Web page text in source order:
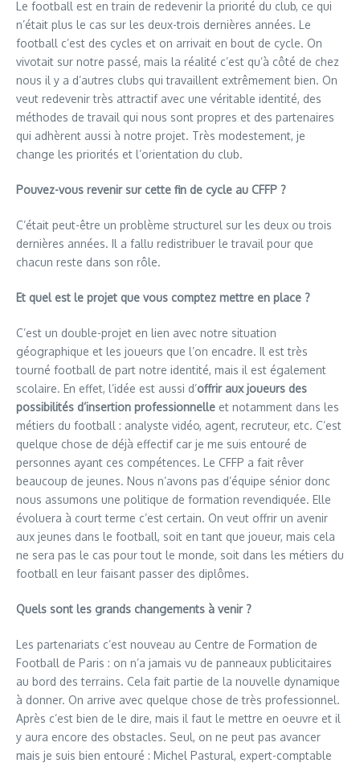
Le football est en train de redevenir la priorité du club, ce qui
n’était plus le cas sur les deux-trois dernières années. Le
football c’est des cycles et on arrivait en bout de cycle. On
vivotait sur notre passé, mais la réalité c’est qu’à côté de chez
nous il y a d’autres clubs qui travaillent extrêmement bien. On
veut redevenir très attractif avec une véritable identité, des
méthodes de travail qui nous sont propres et des partenaires
qui adhèrent aussi à notre projet. Très modestement, je
change les priorités et l’orientation du club.
Pouvez-vous revenir sur cette fin de cycle au CFFP ?
C’était peut-être un problème structurel sur les deux ou trois
dernières années. Il a fallu redistribuer le travail pour que
chacun reste dans son rôle.​
Et quel est le projet que vous comptez mettre en place ?
C’est un double-projet en lien avec notre situation
géographique et les joueurs que l’on encadre. Il est très
tourné football de part notre identité, mais il est également
scolaire. En effet, l’idée est aussi d’offrir aux joueurs des
possibilités d’insertion professionnelle et notamment dans les
métiers du football : analyste vidéo, agent, recruteur, etc. C’est
quelque chose de déjà effectif car je me suis entouré de
personnes ayant ces compétences. Le CFFP a fait rêver
beaucoup de jeunes. Nous n’avons pas d’équipe sénior donc
nous assumons une politique de formation revendiquée. Elle
évoluera à court terme c’est certain. On veut offrir un avenir
aux jeunes dans le football, soit en tant que joueur, mais cela
ne sera pas le cas pour tout le monde, soit dans les métiers du
football en leur faisant passer des diplômes.
Quels sont les grands changements à venir ?
Les partenariats c’est nouveau au Centre de Formation de
Football de Paris : on n’a jamais vu de panneaux publicitaires
au bord des terrains. Cela fait partie de la nouvelle dynamique
à donner. On arrive avec quelque chose de très professionnel.
Après c’est bien de le dire, mais il faut le mettre en oeuvre et il
y aura encore des obstacles. Seul, on ne peut pas avancer
mais je suis bien entouré : Michel Pastural, expert-comptable